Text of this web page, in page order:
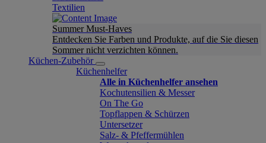
Textilien
Summer Must-Haves
Entdecken Sie Farben und Produkte, auf die Sie diesen
Sommer nicht verzichten können.
Küchen-Zubehör
Küchenhelfer
Alle in Küchenhelfer ansehen
Kochutensilien & Messer
On The Go
Topflappen & Schürzen
Untersetzer
Salz- & Pfeffermühlen